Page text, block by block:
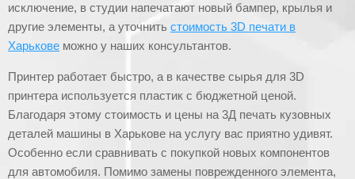
исключение, в студии напечатают новый бампер, крылья и
другие элементы, а уточнить стоимость 3D печати в
Харькове можно у наших консультантов.
Принтер работает быстро, а в качестве сырья для 3D
принтера используется пластик с бюджетной ценой.
Благодаря этому стоимость и цены на 3Д печать кузовных
деталей машины в Харькове на услугу вас приятно удивят.
Особенно если сравнивать с покупкой новых компонентов
для автомобиля. Помимо замены поврежденного элемента,